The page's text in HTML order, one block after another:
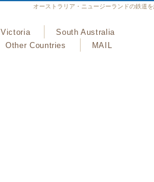
オーストラリア・ニュージーランドの鉄道を
Victoria
South Australia
Other Countries MAIL